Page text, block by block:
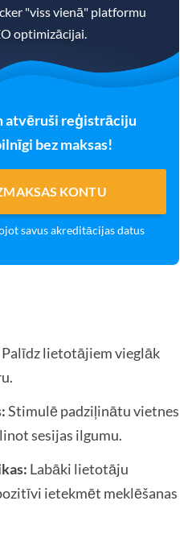
"viss vienā" platformu
optimizācijai.
atvēruši reģistrāciju
bez maksas!
KONTU
savus akreditācijas datus
Palīdz lietotājiem vieglāk
Stimulē padziļinātu vietnes
sesijas ilgumu.
Labāki lietotāju
ietekmēt meklēšanas